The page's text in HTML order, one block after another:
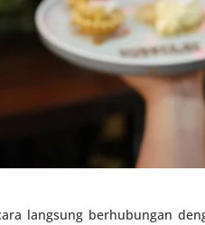
langsung berhubungan